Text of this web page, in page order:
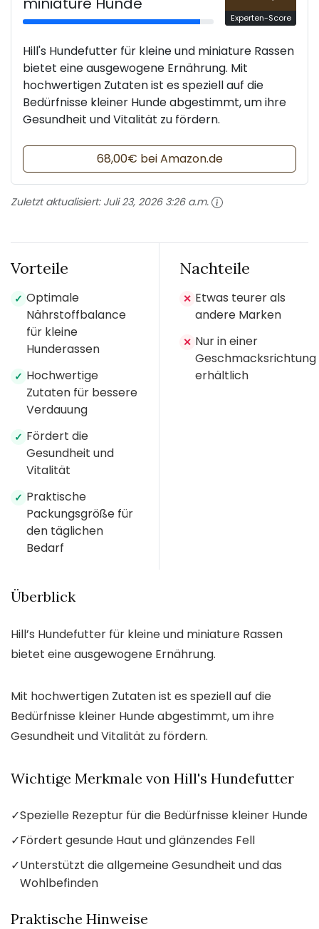
Experten-Score
Hill's Hundefutter für kleine und miniature Rassen
bietet eine ausgewogene Ernährung. Mit
hochwertigen Zutaten ist es speziell auf die
Bedürfnisse kleiner Hunde abgestimmt, um ihre
Gesundheit und Vitalität zu fördern.
68,00€ bei Amazon.de
Zuletzt aktualisiert: Juli 23, 2026 3:26 a.m.
Vorteile
✓ Optimale
Nährstoffbalance
für kleine
Hunderassen
✓ Hochwertige
Zutaten für bessere
Verdauung
✓ Fördert die
Gesundheit und
Vitalität
✓ Praktische
Packungsgröße für
den täglichen
Bedarf
Nachteile
✕ Etwas teurer als
andere Marken
✕ Nur in einer
Geschmacksrichtung
erhältlich
Überblick
Hill’s Hundefutter für kleine und miniature Rassen
bietet eine ausgewogene Ernährung.
Mit hochwertigen Zutaten ist es speziell auf die
Bedürfnisse kleiner Hunde abgestimmt, um ihre
Gesundheit und Vitalität zu fördern.
Wichtige Merkmale von Hill's Hundefutter
✓Spezielle Rezeptur für die Bedürfnisse kleiner Hunde
✓Fördert gesunde Haut und glänzendes Fell
✓Unterstützt die allgemeine Gesundheit und das
Wohlbefinden
Praktische Hinweise